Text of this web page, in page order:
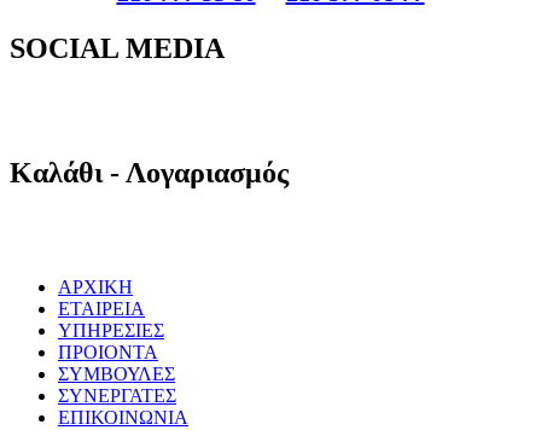
SOCIAL MEDIA
Καλάθι- Λογαριασμός
ΑΡΧΙΚΗ
ΕΤΑΙΡΕΙΑ
ΥΠΗΡΕΣΙΕΣ
ΠΡΟΙΟΝΤΑ
ΣΥΜΒΟΥΛΕΣ
ΣΥΝΕΡΓΑΤΕΣ
ΕΠΙΚΟΙΝΩΝΙΑ